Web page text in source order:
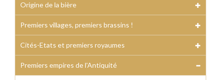
Origine de la bière
Premiers villages, premiers brassins !
Cités-Etats et premiers royaumes
Premiers empires de l'Antiquité